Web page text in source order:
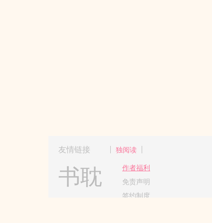
友情链接 独阅读
书耽
作者福利
免责声明
签约制度